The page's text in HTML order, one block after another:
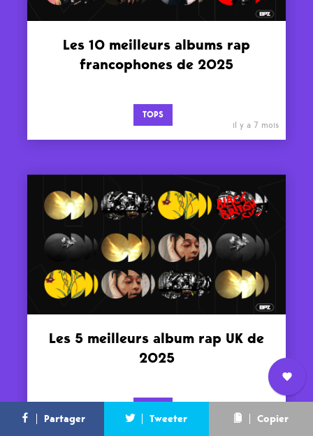
L’équipe
Nous
rejoindre
Newsletter
Partager Tweeter Copier
Les 10 meilleurs albums rap
francophones de 2025
TOPS
il y a 7 mois
Les 5 meilleurs album rap UK de
2025
il y a 7 mois